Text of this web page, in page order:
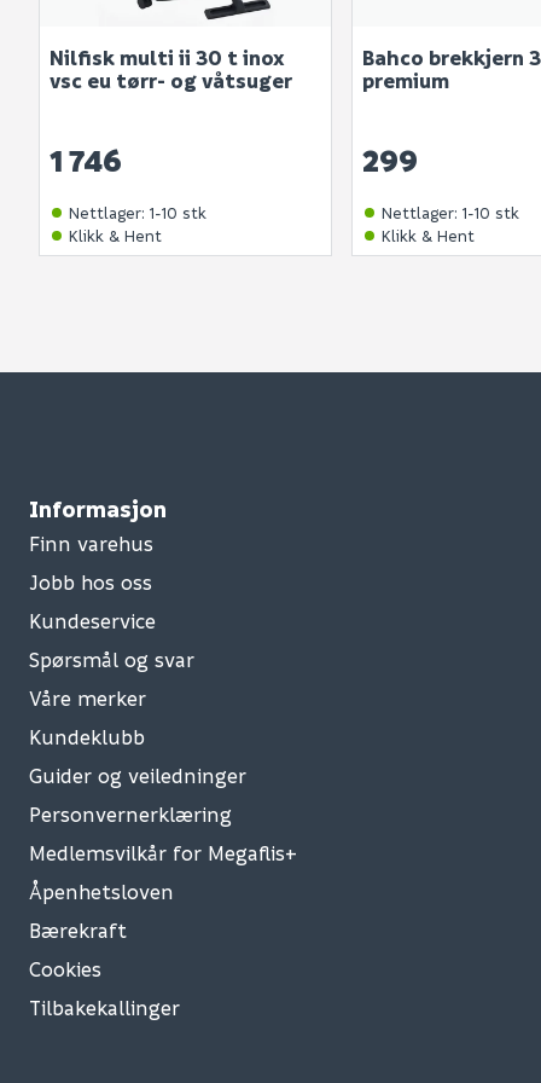
Nilfisk multi ii 30 t inox
vsc eu tørr- og våtsuger
1 746
Nettlager: 1-10 stk
Klikk & Hent
Bahco brekkjern
premium
299
Nettlager:1-10 stk
Klikk & Hent
Informasjon
Finn varehus
Jobb hos oss
Kundeservice
Spørsmål og svar
Våre merker
Kundeklubb
Guider og veiledninger
Personvernerklæring
Medlemsvilkår for Megaflis+
Åpenhetsloven
Bærekraft
Cookies
Tilbakekallinger